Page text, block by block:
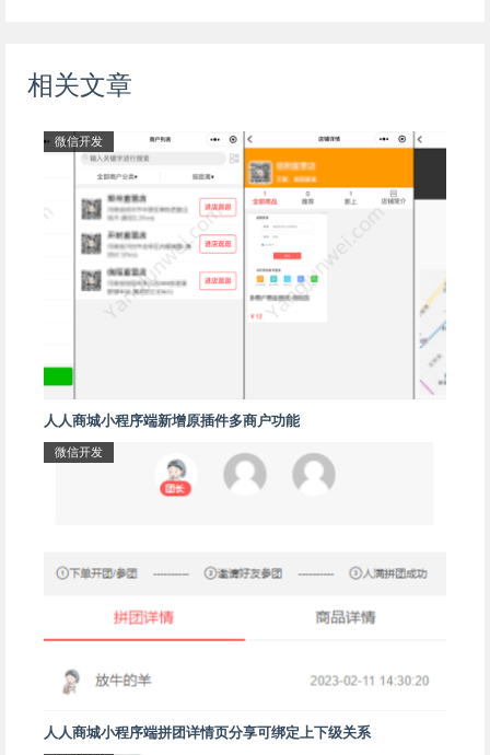
相关文章
微信开发
人人商城小程序端新增原插件多商户功能
微信开发
人人商城小程序端拼团详情页分享可绑定上下级关系